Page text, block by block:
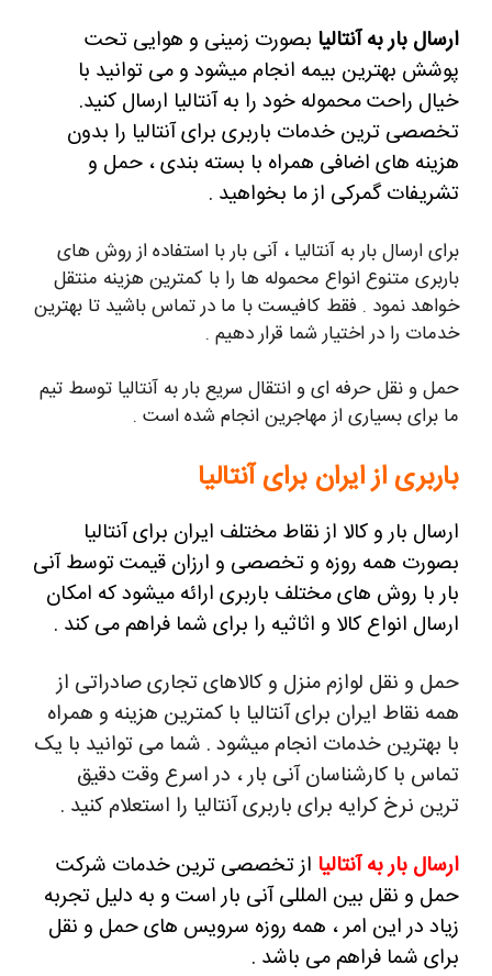
ارسال بار به آنتالیا بصورت زمینی و هوایی تحت
پوشش بهترین بیمه انجام میشود و می توانید با
خیال راحت محموله خود را به آنتالیا ارسال کنید.
تخصصی ترین خدمات باربری برای آنتالیا را بدون
هزینه های اضافی همراه با بسته بندی ، حمل و
تشریفات گمرکی از ما بخواهید .
برای ارسال بار به آنتالیا ، آنی بار با استفاده از روش های
باربری متنوع انواع محموله ها را با کمترین هزینه منتقل
خواهد نمود . فقط کافیست با ما در تماس باشید تا بهترین
خدمات را در اختیار شما قرار دهیم .
حمل و نقل حرفه ای و انتقال سریع بار به آنتالیا توسط تیم
ما برای بسیاری از مهاجرین انجام شده است .
باربری از ایران برای آنتالیا
ارسال بار و کالا از نقاط مختلف ایران برای آنتالیا
بصورت همه روزه و تخصصی و ارزان قیمت توسط آنی
بار با روش های مختلف باربری ارائه میشود که امکان
ارسال انواع کالا و اثاثیه را برای شما فراهم می کند .
حمل و نقل لوازم منزل و کالاهای تجاری صادراتی از
همه نقاط ایران برای آنتالیا با کمترین هزینه و همراه
با بهترین خدمات انجام میشود . شما می توانید با یک
تماس با کارشناسان آنی بار ، در اسرع وقت دقیق
ترین نرخ کرایه برای باربری آنتالیا را استعلام کنید .
ارسال بار به آنتالیا از تخصصی ترین خدمات شرکت
حمل و نقل بین المللی آنی بار است و به دلیل تجربه
زیاد در این امر ، همه روزه سرویس های حمل و نقل
برای شما فراهم می باشد .